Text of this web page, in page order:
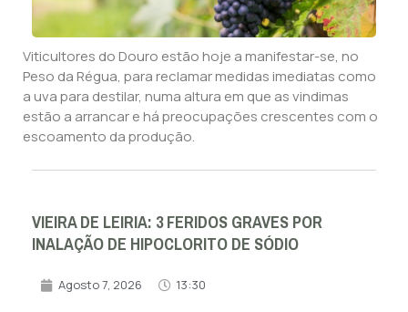
Viticultores do Douro estão hoje a manifestar-se, no
Peso da Régua, para reclamar medidas imediatas como
a uva para destilar, numa altura em que as vindimas
estão a arrancar e há preocupações crescentes com o
escoamento da produção.
VIEIRA DE LEIRIA: 3 FERIDOS GRAVES POR
INALAÇÃO DE HIPOCLORITO DE SÓDIO
Agosto 7, 2026 13:30